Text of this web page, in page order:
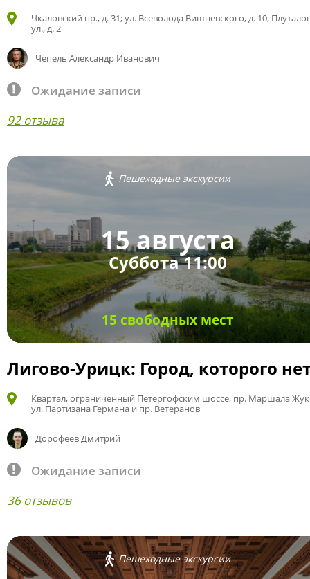
Чкаловский пр., д. 31; ул. Всеволода Вишневского, д. 10;
ул., д. 2
Чепель Александр Иванович
Ожидание записи
92 отзыва
Пешеходные экскурсии
15 августа
Суббота 11:00
15 свободных мест
Лигово-Урицк: Город, которого
Квартал, ограниченный Петергофским шоссе, пр. Маршала
ул. Партизана Германа и пр. Ветеранов
Дорофеев Дмитрий
Ожидание записи
36 отзывов
Пешеходные экскурсии